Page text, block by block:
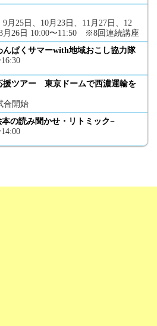
月25日、10月23日、11月27日、12
月26日 10:00〜11:50 ※8回連続講座
ぱくサマーwith地域おこし協力隊
援ツアー 東京ドームで西濃運輸を
合開始
の読み聞かせ・リトミック−